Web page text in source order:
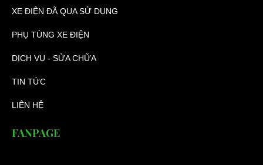
XE ĐIỆN ĐÃ QUA SỬ DỤNG
PHỤ TÙNG XE ĐIỆN
DỊCH VỤ - SỬA CHỮA
TIN TỨC
LIÊN HỆ
FANPAGE